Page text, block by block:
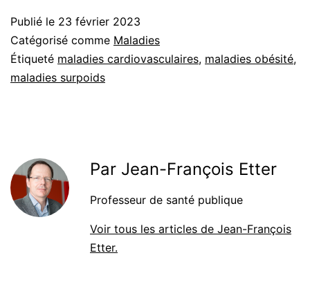
Publié le 23 février 2023
Catégorisé comme Maladies
Étiqueté maladies cardiovasculaires, maladies obésité,
maladies surpoids
Par Jean-François Etter
Professeur de santé publique
Voir tous les articles de Jean-François
Etter.